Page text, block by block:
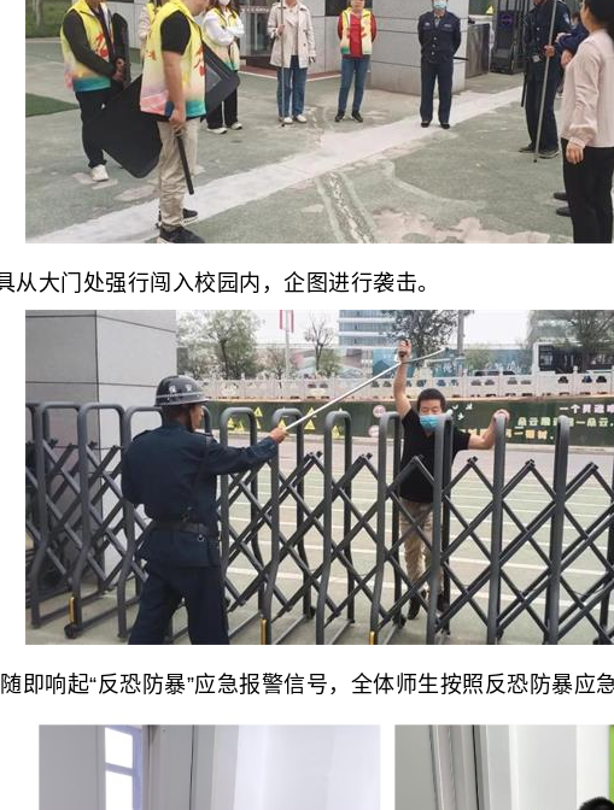
大门处强行闯入校园内，企图进行袭击。
响起“反恐防暴”应急报警信号，全体师生按照反恐防暴应急